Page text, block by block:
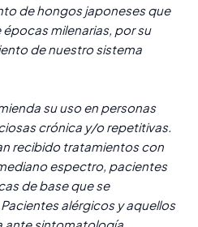
de hongos japoneses que
milenarias, por su
de nuestro sistema
su uso en personas
crónica y/o repetitivas.
recibido tratamientos con
espectro, pacientes
de base que se
alérgicos y aquellos